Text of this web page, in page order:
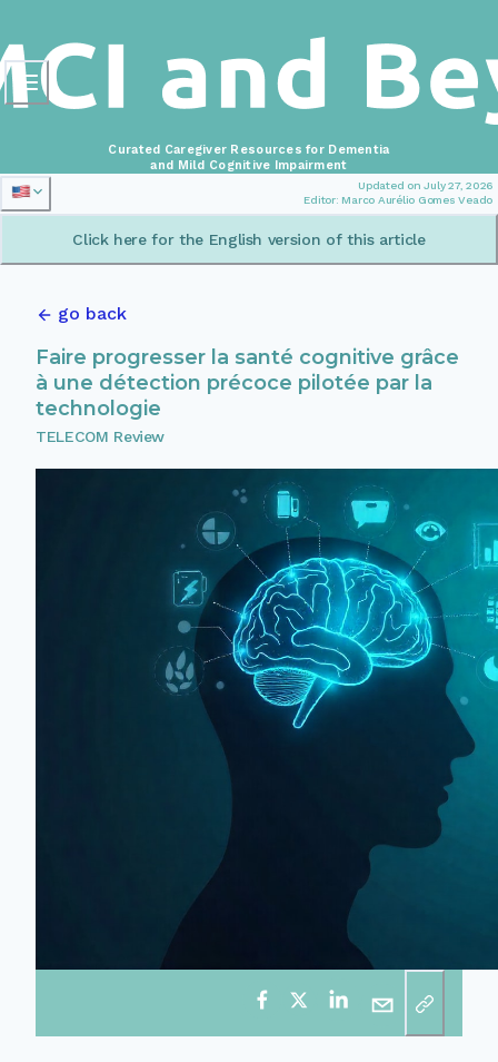
Updated on July 27, 2026
Editor: Marco Aurélio Gomes Veado
Curated Caregiver Resources for Dementia
and Mild Cognitive Impairment
Click here for the English version of this article
go back
Faire progresser la santé cognitive grâce
à une détection précoce pilotée par la
technologie
TELECOM Review